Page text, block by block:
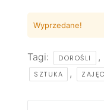
Wyprzedane!
Tagi: DOROŚLI ,
SZTUKA ,